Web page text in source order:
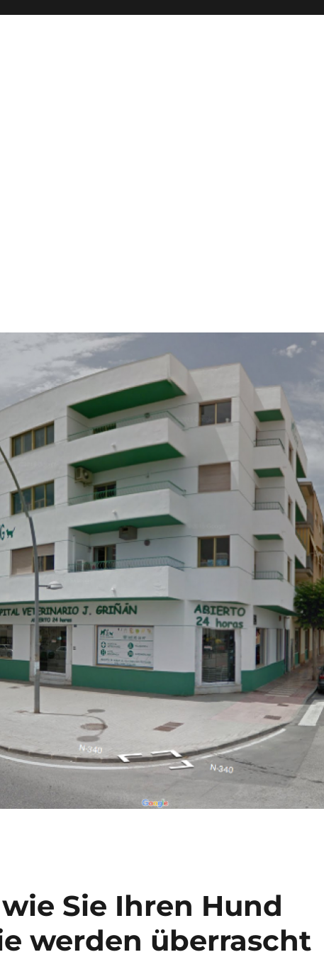
Sie Ihren Hund
werden überrascht